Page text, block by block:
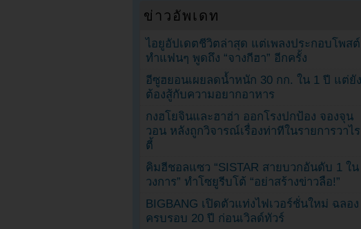
ข่าวอัพเดท
ไอยูอัปเดตชีวิตล่าสุด แต่เพลงประกอบโพสต์
ทำแฟนๆ พูดถึง “จางกีฮา” อีกครั้ง
อีซูฮยอนเผยลดน้ำหนัก 30 กก. ใน 1 ปี แต่ยัง
ต้องสู้กับความอยากอาหาร
กงฮโยจินและฮาฮ่า ออกโรงปกป้อง จองจุน
วอน หลังถูกวิจารณ์เรื่องท่าทีในรายการวาไร
ตี้
คิมฮีชอลแซว “SISTAR สายบวกอันดับ 1 ใน
วงการ” ทำโซยูรีบโต้ “อย่าสร้างข่าวลือ!”
BIGBANG เปิดตัวแท่งไฟเวอร์ชั่นใหม่ ฉลอง
ครบรอบ 20 ปี ก่อนเวิลด์ทัวร์